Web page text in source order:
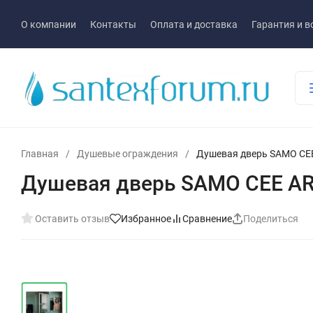
О компании Контакты Оплата и доставка Гарантия и
Главная / Душевые ограждения / Душевая дверь SAMO
Душевая дверь SAMO CEE
Оставить отзыв Избранное Сравнение Поделиться